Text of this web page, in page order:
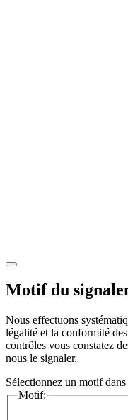
Motif du
Nous effectuons
légalité et la conformité
contrôles vous constatez
nous le signaler.
Sélectionnez un motif
Motif: